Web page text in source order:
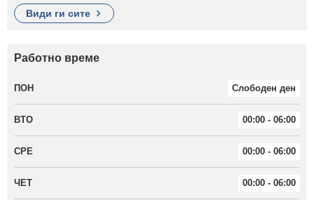
види ги сите
Работно време
ПОН Слободен ден
ВТО 00:00 - 06:00
СРЕ 00:00 - 06:00
ЧЕТ 00:00 - 06:00